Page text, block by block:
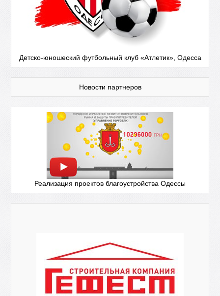
Детско-юношеский футбольный клуб «Атлетик», Одесса
Новости партнеров
Реализация проектов благоустройства Одессы